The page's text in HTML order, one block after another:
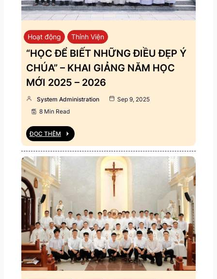
Hoạt động Thỉnh Viện
“HỌC ĐỂ BIẾT NHỮNG ĐIỀU ĐẸP Ý
CHÚA” – KHAI GIẢNG NĂM HỌC
MỚI 2025 – 2026
System Administration
Sep 9, 2025
8 Min Read
ĐỌC THÊM